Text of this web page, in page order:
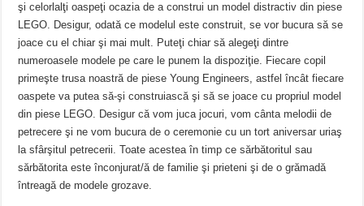
şi celorlalţi oaspeţi ocazia de a construi un model distractiv din piese
LEGO. Desigur, odată ce modelul este construit, se vor bucura să se
joace cu el chiar şi mai mult. Puteţi chiar să alegeţi dintre
numeroasele modele pe care le punem la dispoziţie. Fiecare copil
primeşte trusa noastră de piese Young Engineers, astfel încât fiecare
oaspete va putea să-şi construiască şi să se joace cu propriul model
din piese LEGO. Desigur că vom juca jocuri, vom cânta melodii de
petrecere şi ne vom bucura de o ceremonie cu un tort aniversar uriaş
la sfârşitul petrecerii. Toate acestea în timp ce sărbătoritul sau
sărbătorita este înconjurat/ă de familie şi prieteni şi de o grămadă
întreagă de modele grozave.